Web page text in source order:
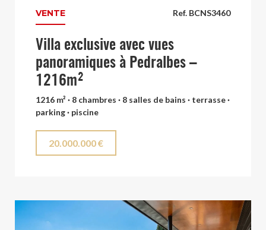
Ref. BCNS3460
VENTE
Villa exclusive avec vues
panoramiques à Pedralbes –
1216m²
1216 m² · 8 chambres · 8 salles de bains · terrasse ·
parking · piscine
20.000.000 €